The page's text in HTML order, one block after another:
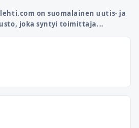
on suomalainen uutis- ja
joka syntyi toimittaja...